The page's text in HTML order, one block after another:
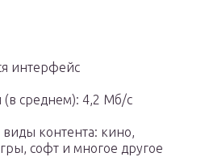
интерфейс
(в среднем): 4,2 Мб/с
контента: кино,
софт и многое другое